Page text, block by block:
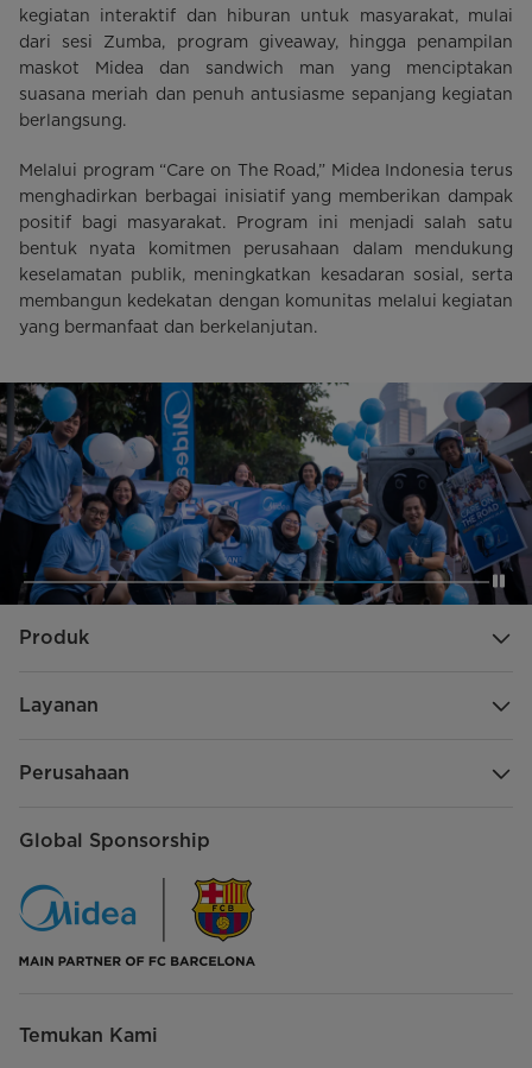
kegiatan interaktif dan hiburan untuk masyarakat, mulai
dari sesi Zumba, program giveaway, hingga penampilan
maskot Midea dan sandwich man yang menciptakan
suasana meriah dan penuh antusiasme sepanjang kegiatan
berlangsung.
Melalui program “Care on The Road,” Midea Indonesia terus
menghadirkan berbagai inisiatif yang memberikan dampak
positif bagi masyarakat. Program ini menjadi salah satu
bentuk nyata komitmen perusahaan dalam mendukung
keselamatan publik, meningkatkan kesadaran sosial, serta
membangun kedekatan dengan komunitas melalui kegiatan
yang bermanfaat dan berkelanjutan.
Produk
Layanan
Perusahaan
Global Sponsorship
Temukan Kami